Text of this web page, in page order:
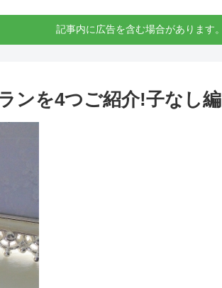
記事内に広告を含む場合があります。
ンを4つご紹介!子なし編